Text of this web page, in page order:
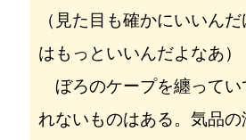
（見た目も確かにいいん
はもっといいんだよなあ）
ぼろのケープを纏ってい
れないものはある。気品